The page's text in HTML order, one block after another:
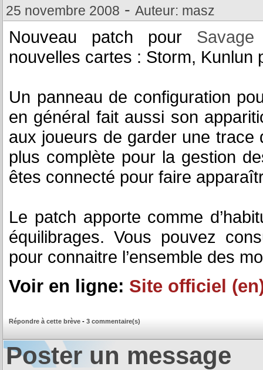
25 novembre 2008 - Auteur: masz
Nouveau patch pour
nouvelles cartes : Storm, Kunlun
Un panneau de configuration
en général fait aussi son
aux joueurs de garder une
plus complète pour la gestion
êtes connecté pour faire
Le patch apporte comme
équilibrages. Vous pouvez
pour connaitre l’ensemble des
Voir en ligne: Site officiel
Répondre à cette brève - 3 commentaire(s)
Poster un message